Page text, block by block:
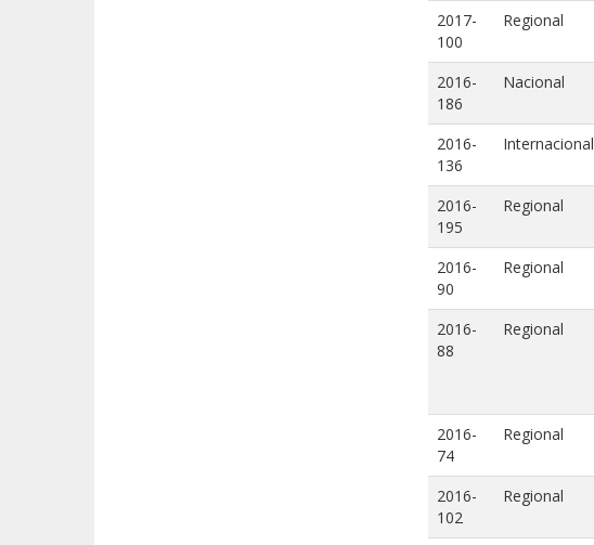
2017-
100
Regional
2016-
186
Nacional
2016-
136
Internacional
2016-
195
Regional
2016-
90
Regional
2016-
88
Regional
2016-
74
Regional
2016-
102
Regional